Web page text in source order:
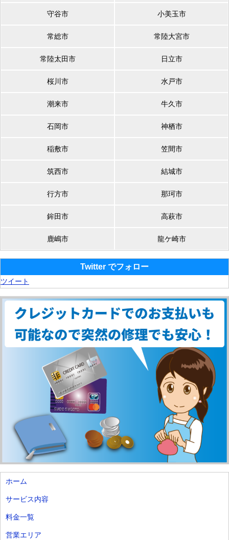
守谷市 小美玉市
常総市 常陸大宮市
常陸太田市 日立市
桜川市 水戸市
潮来市 牛久市
石岡市 神栖市
稲敷市 笠間市
筑西市 結城市
行方市 那珂市
鉾田市 高萩市
鹿嶋市 龍ケ崎市
Twitter でフォロー
ツイート
ホーム
サービス内容
料金一覧
営業エリア